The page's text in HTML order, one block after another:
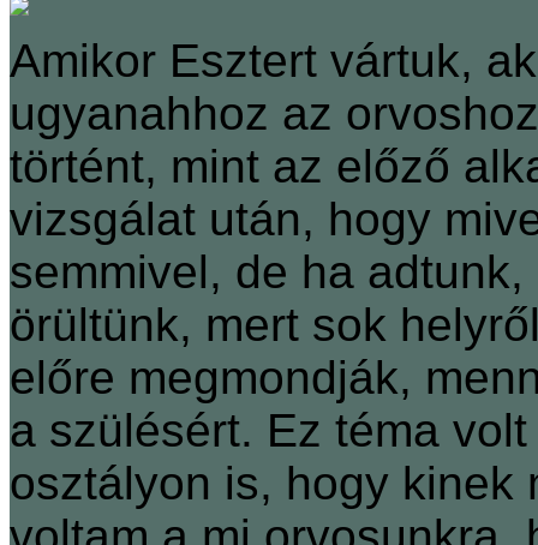
Amikor Esztert vártuk,
ugyanahhoz az
történt, mint az előző
vizsgálat után, hogy
semmivel, de ha
örültünk, mert sok
előre megmondják,
a szülésért. Ez téma
osztályon is, hogy kinek